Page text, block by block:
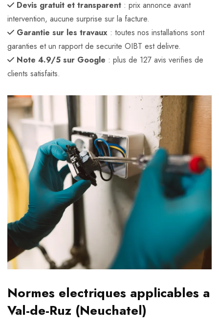
Devis gratuit et transparent : prix annonce avant
intervention, aucune surprise sur la facture.
Garantie sur les travaux : toutes nos installations sont
garanties et un rapport de securite OIBT est delivre.
Note 4.9/5 sur Google : plus de 127 avis verifies de
clients satisfaits.
Normes electriques applicables a
Val-de-Ruz (Neuchatel)